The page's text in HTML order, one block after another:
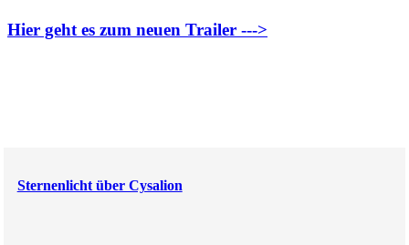
Hier geht es zum neuen Trailer --->
Sternenlicht über Cysalion